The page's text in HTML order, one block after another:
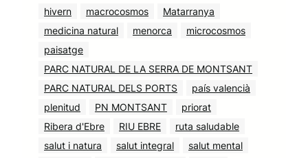
hivern
macrocosmos
Matarranya
medicina natural
menorca
microcosmos
paisatge
PARC NATURAL DE LA SERRA DE MONTSANT
PARC NATURAL DELS PORTS
país valencià
plenitud
PN MONTSANT
priorat
Ribera d'Ebre
RIU EBRE
ruta saludable
salut i natura
salut integral
salut mental